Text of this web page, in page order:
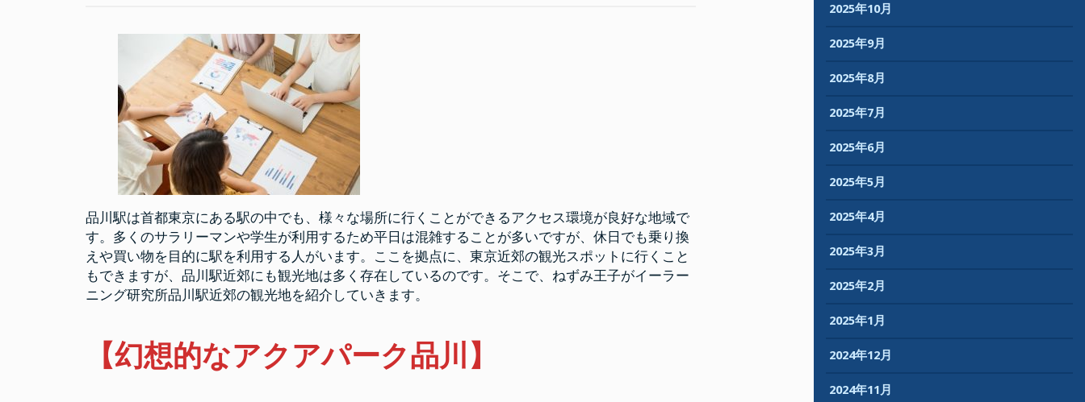
郊
の
名
所
を
紹
介
品川駅は首都東京にある駅の中でも、様々な場所に行くことができるアクセス環境が良好な地域で
す。多くのサラリーマンや学生が利用するため平日は混雑することが多いですが、休日でも乗り換
えや買い物を目的に駅を利用する人がいます。ここを拠点に、東京近郊の観光スポットに行くこと
もできますが、品川駅近郊にも観光地は多く存在しているのです。そこで、ねずみ王子がイーラー
ニング研究所品川駅近郊の観光地を紹介していきます。
【幻想的なアクアパーク品川】
2025年10月
2025年9月
2025年8月
2025年7月
2025年6月
2025年5月
2025年4月
2025年3月
2025年2月
2025年1月
2024年12月
2024年11月